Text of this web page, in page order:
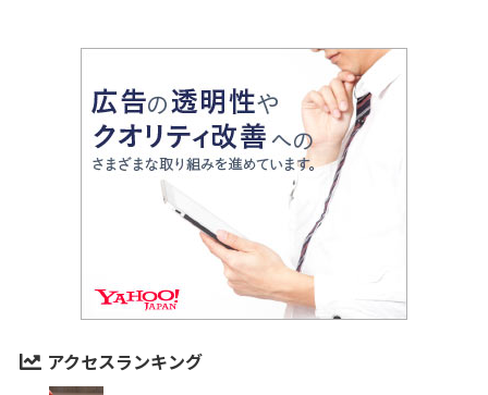
アクセスランキング